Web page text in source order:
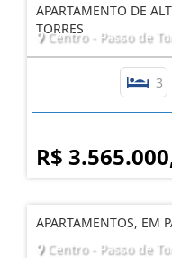
APARTAMENTO DE
TORRES
Centro - Passo de
3
R$
APARTAMENTOS, EM
Centro - Passo de